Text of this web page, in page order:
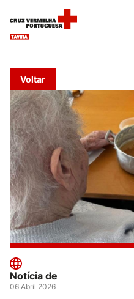
Voltar
Notícia de
06 Abril 2026